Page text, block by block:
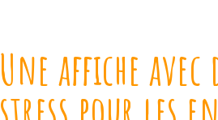
Une affiche